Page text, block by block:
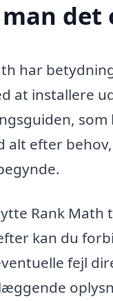
det
har
at installere
alt efter
Rank
kan du
fejl